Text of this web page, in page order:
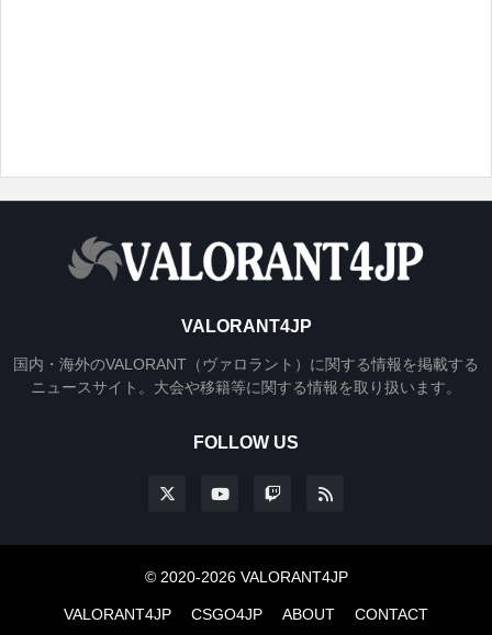
VALORANT4JP
国内・海外のVALORANT（ヴァロラント）に関する情報を掲載する
ニュースサイト。大会や移籍等に関する情報を取り扱います。
FOLLOW US
© 2020-2026 VALORANT4JP
VALORANT4JP CSGO4JP ABOUT
CONTACT